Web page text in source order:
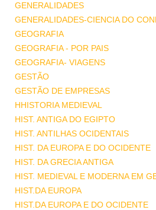
GENERALIDADES
GENERALIDADES-CIENCIA DO
GEOGRAFIA
GEOGRAFIA - POR PAIS
GEOGRAFIA- VIAGENS
GESTÃO
GESTÃO DE EMPRESAS
HHISTORIA MEDIEVAL
HIST. ANTIGA DO EGIPTO
HIST. ANTILHAS OCIDENTAIS
HIST. DA EUROPA E DO OCIDENTE
HIST. DA GRECIA ANTIGA
HIST. MEDIEVAL E MODERNA EM
HIST.DA EUROPA
HIST.DA EUROPA E DO OCIDENTE